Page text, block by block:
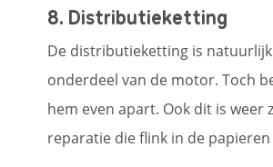
8. Distributieketting
De distributieketting is
onderdeel van de motor. Toch
hem even apart. Ook dit is weer
reparatie die flink in de